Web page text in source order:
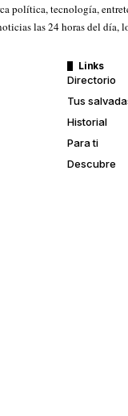
política, tecnología,
las 24 horas del día,
Links
Directorio
Tus
Historial
Para ti
Descubre